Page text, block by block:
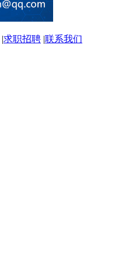
|求职招聘 |联系我们